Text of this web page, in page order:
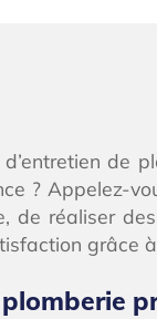
de
? Appelez-
de réaliser
grâce